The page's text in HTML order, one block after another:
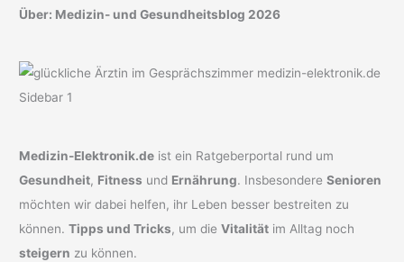
Über: Medizin- und Gesundheitsblog 2026
Medizin-Elektronik.de ist ein Ratgeberportal rund um
Gesundheit, Fitness und Ernährung. InsbesondereSenioren
möchten wir dabei helfen, ihr Leben besser bestreiten zu
können.Tipps und Tricks, um dieVitalität im Alltag noch
steigern zu können.